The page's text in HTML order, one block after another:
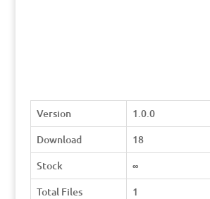
Version
1.0.0
Download
18
Stock
∞
Total Files
1